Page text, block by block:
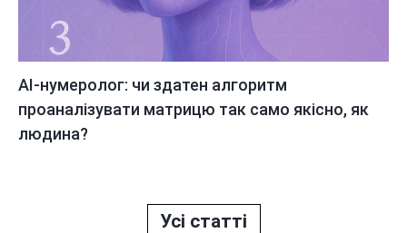
AI-нумеролог: чи здатен алгоритм
проаналізувати матрицю так само якісно, як
людина?
Усі статті